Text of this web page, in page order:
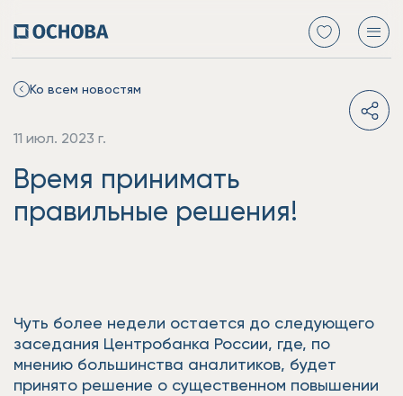
Ко всем новостям
11 июл. 2023 г.
Время принимать
правильные решения!
Чуть более недели остается до следующего
заседания Центробанка России, где, по
мнению большинства аналитиков, будет
принято решение о существенном повышении